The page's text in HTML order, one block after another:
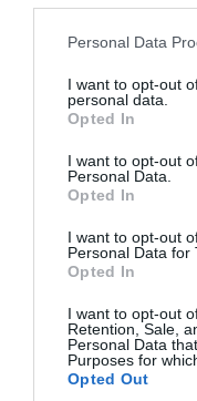
Please note that this
not limited to your visit
grant or deny consent
use your data for
consent section.
Personal Data
I want to opt-out
personal data.
Opted In
I want to opt-out
Personal Data.
Opted In
I want to opt-out
Personal Data for
Opted In
I want to opt-out
Retention, Sale,
Personal Data
Purposes for
Opted Out
06.08.2026 | 14:02
«Επιχείρηση
Αθήνα:
αντικείμενα